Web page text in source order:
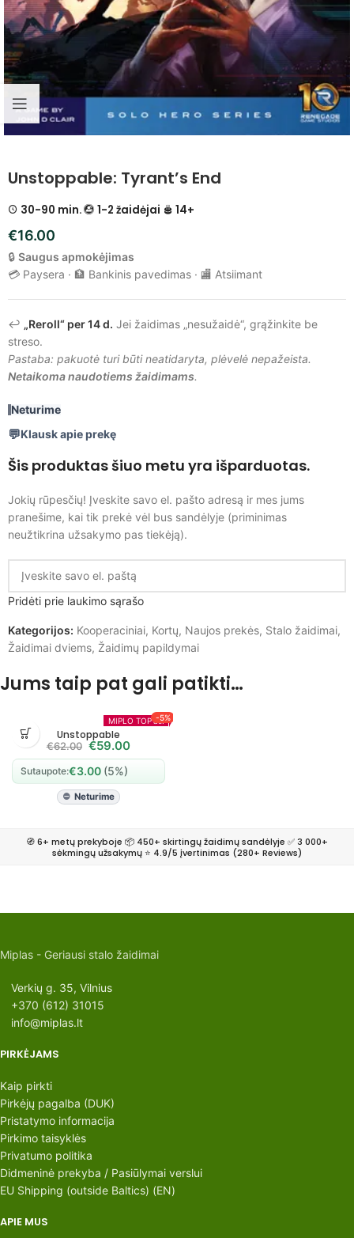
Unstoppable: Tyrant’s End
30-90 min. 1-2 žaidėjai 14+
€16.00
🔒 Saugus apmokėjimas
💳 Paysera · 🏦 Bankinis pavedimas · 🏬 Atsiimant
↩️ „Reroll“ per 14 d. Jei žaidimas „nesužaidė“, grąžinkite be
streso.
Pastaba: pakuotė turi būti neatidaryta, plėvelė nepažeista.
Netaikoma naudotiems žaidimams.
Neturime
Klausk apie prekę
Šis produktas šiuo metu yra išparduotas.
Jokių rūpesčių! Įveskite savo el. pašto adresą ir mes jums
pranešime, kai tik prekė vėl bus sandėlyje (priminimas
neužtikrina užsakymo pas tiekėją).
Pridėti prie laukimo sąrašo
Kategorijos: Kooperaciniai, Kortų, Naujos prekės, Stalo žaidimai,
Žaidimai dviems, Žaidimų papildymai
Jums taip pat gali patikti…
MIPLO TOP'as!-5%
Unstoppable
€62.00 €59.00
Sutaupote:€3.00 (5%)
Neturime
🧭 6+ metų prekyboje 📦 450+ skirtingų žaidimų sandėlyje ✅ 3 000+
sėkmingų užsakymų ⭐ 4.9/5 įvertinimas (280+ Reviews)
Miplas - Geriausi stalo žaidimai
Verkių g. 35, Vilnius
+370 (612) 31015
info@miplas.lt
PIRKĖJAMS
Kaip pirkti
Pirkėjų pagalba (DUK)
Pristatymo informacija
Pirkimo taisyklės
Privatumo politika
Didmeninė prekyba / Pasiūlymai verslui
EU Shipping (outside Baltics) (EN)
APIE MUS